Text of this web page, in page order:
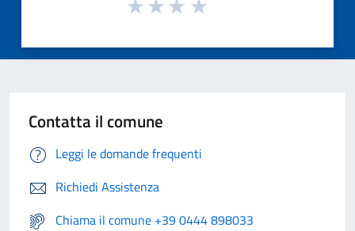
Contatta il comune
Leggi le domande frequenti
Richiedi Assistenza
Chiama il comune +39 0444 898033